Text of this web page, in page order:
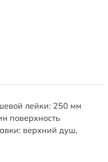
лейки: 250 мм
поверхность
верхний душ,